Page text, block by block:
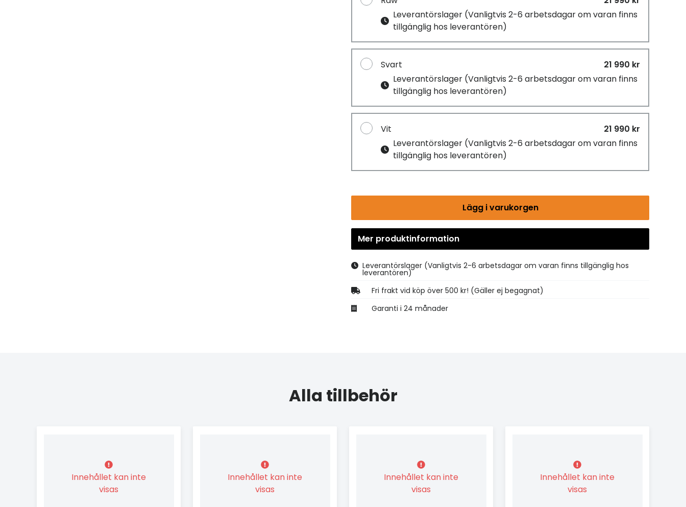
Leverantörslager (Vanligtvis 2-6 arbetsdagar om varan finns
tillgänglig hos leverantören)
Svart
21 990 kr
Leverantörslager (Vanligtvis 2-6 arbetsdagar om varan finns
tillgänglig hos leverantören)
Vit
21 990 kr
Leverantörslager (Vanligtvis 2-6 arbetsdagar om varan finns
tillgänglig hos leverantören)
Lägg i varukorgen
Mer produktinformation
Leverantörslager (Vanligtvis 2-6 arbetsdagar om varan finns tillgänglig hos
leverantören)
Fri frakt vid köp över 500 kr! (Gäller ej begagnat)
Garanti i 24 månader
Alla tillbehör
Innehållet kan inte
visas
Innehållet kan inte
visas
Innehållet kan inte
visas
Innehållet kan inte
visas